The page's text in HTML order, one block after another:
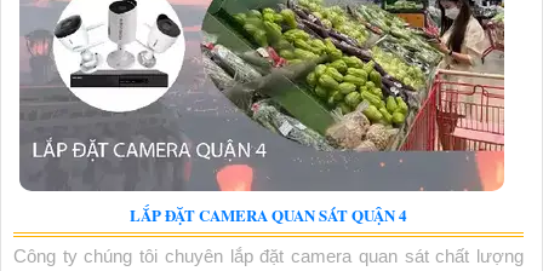
LẮP ĐẶT CAMERA QUAN SÁT QUẬN 4
Công ty chúng tôi chuyên lắp đặt camera quan sát chất lượng